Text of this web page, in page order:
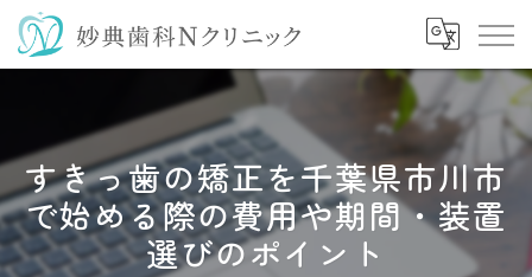
すきっ歯の矯正を千葉県市川市
で始める際の費用や期間・装置
選びのポイント